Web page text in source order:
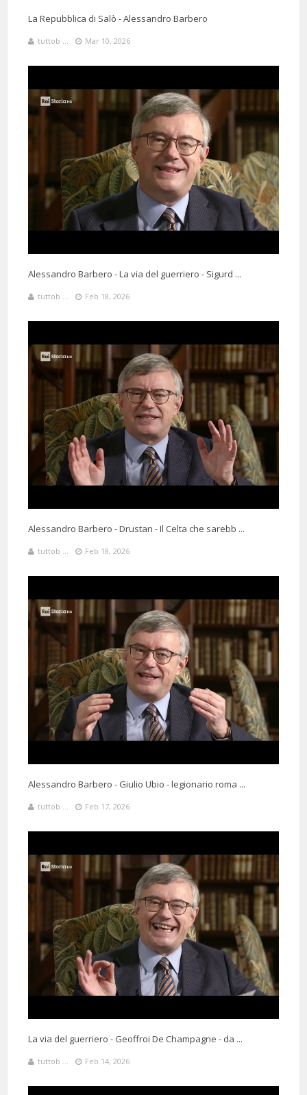
La Repubblica di Salò - Alessandro Barbero
tuttob ... Mar 10, 2026
Alessandro Barbero - La via del guerriero - Sigurd ...
tuttob ... Feb 18, 2026
Alessandro Barbero - Drustan - Il Celta che sarebb ...
tuttob ... Feb 18, 2026
Alessandro Barbero - Giulio Ubio - legionario roma ...
tuttob ... Feb 17, 2026
La via del guerriero - Geoffroi De Champagne - da ...
tuttob ... Feb 14, 2026